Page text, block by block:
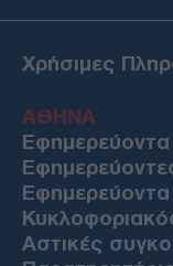
Χρήσιμες
ΑΘΗΝΑ
Αστικές